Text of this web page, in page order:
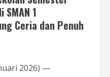
1
Ceria dan Penuh
2026) —